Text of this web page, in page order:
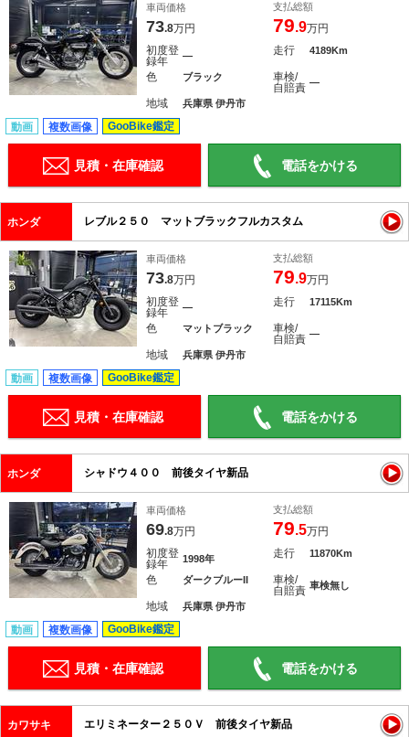
車両価格
73.8万円
支払総額
79.9万円
初度登
録年
― 走行 4189Km
色 ブラック
車検/
自賠責 ―
地域 兵庫県 伊丹市
動画 複数画像 GooBike鑑定
見積・在庫確認 電話をかける
ホンダ レブル２５０ マットブラックフルカスタム
車両価格
73.8万円
支払総額
79.9万円
初度登
録年
― 走行 17115Km
色 マットブラック
車検/
自賠責 ―
地域 兵庫県 伊丹市
動画 複数画像 GooBike鑑定
見積・在庫確認 電話をかける
ホンダ シャドウ４００ 前後タイヤ新品
車両価格
69.8万円
支払総額
79.5万円
初度登
録年
1998年 走行 11870Km
色 ダークブルーII
車検/
自賠責 車検無し
地域 兵庫県 伊丹市
動画 複数画像 GooBike鑑定
見積・在庫確認 電話をかける
カワサキ エリミネーター２５０Ｖ 前後タイヤ新品